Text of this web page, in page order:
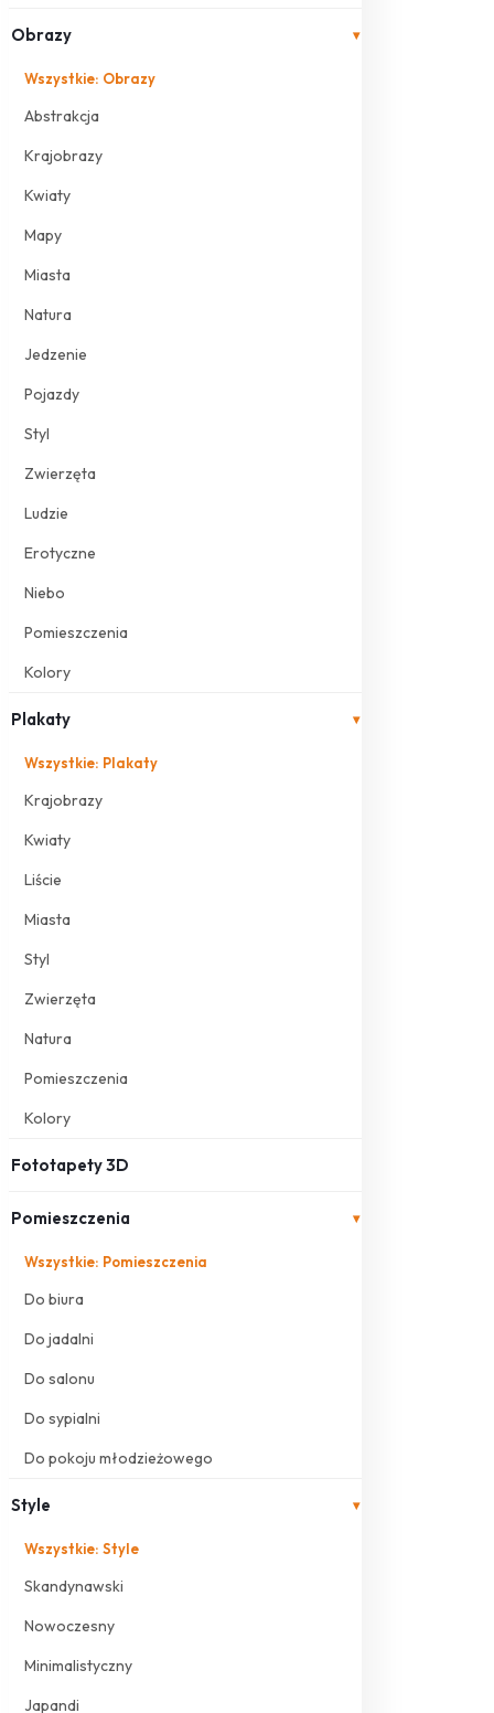
Obrazy ▾
Wszystkie: Obrazy
Abstrakcja
Krajobrazy
Kwiaty
Mapy
Miasta
Natura
Jedzenie
Pojazdy
Styl
Zwierzęta
Ludzie
Erotyczne
Niebo
Pomieszczenia
Kolory
Plakaty ▾
Wszystkie: Plakaty
Krajobrazy
Kwiaty
Liście
Miasta
Styl
Zwierzęta
Natura
Pomieszczenia
Kolory
Fototapety 3D
Pomieszczenia ▾
Wszystkie: Pomieszczenia
Do biura
Do jadalni
Do salonu
Do sypialni
Do pokoju młodzieżowego
Style ▾
Wszystkie: Style
Skandynawski
Nowoczesny
Minimalistyczny
Japandi